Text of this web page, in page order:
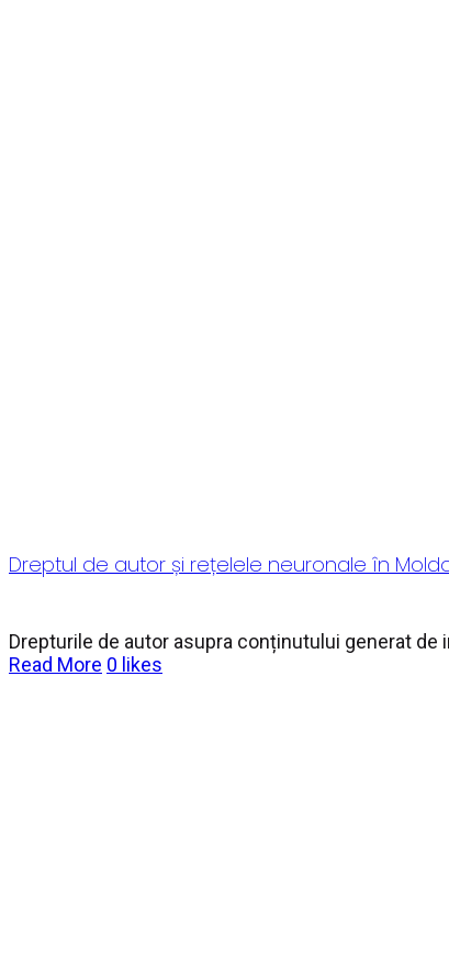
Dreptul de autor și rețelele neuronale în
Drepturile de autor asupra conținutului generat
Read More 0 likes